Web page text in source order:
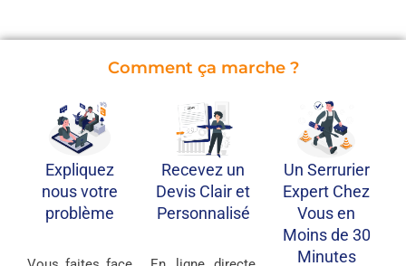
Comment ça marche ?
Expliquez
nous votre
problème
Recevez un
Devis Clair et
Personnalisé
Un Serrurier
Expert Chez
Vous en
Moins de 30
Minutes